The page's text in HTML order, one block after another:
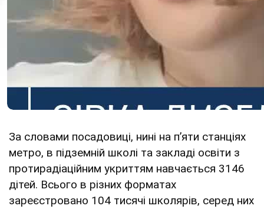
За словами посадовиці, нині на пʼяти станціях
метро, в підземній школі та закладі освіти з
протирадіаційним укриттям навчається 3146
дітей. Всього в різних форматах
зареєстровано 104 тисячі школярів, серед них